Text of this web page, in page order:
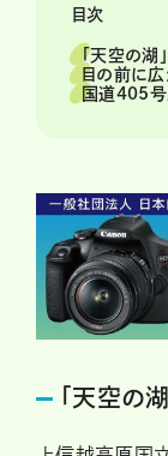
目次
「天空の湖
目の前に
国道405号
「天空の